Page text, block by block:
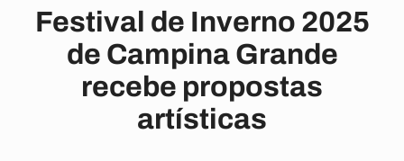
Festival de Inverno 2025
de Campina Grande
recebe propostas
artísticas